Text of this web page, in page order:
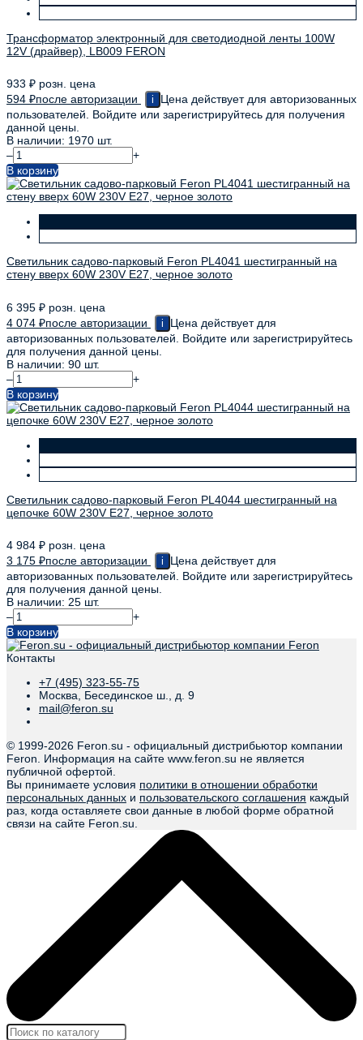
Трансформатор электронный для светодиодной ленты 100W
12V (драйвер), LB009 FERON
933 ₽ розн. цена
594 ₽после авторизации i
Цена действует для авторизованных
пользователей. Войдите или зарегистрируйтесь для получения
данной цены.
В наличии: 1970 шт.
–
+
В корзину
Светильник садово-парковый Feron PL4041 шестигранный на
стену вверх 60W 230V E27, черное золото
6 395 ₽ розн. цена
4 074 ₽после авторизации i
Цена действует для
авторизованных пользователей. Войдите или зарегистрируйтесь
для получения данной цены.
В наличии: 90 шт.
–
+
В корзину
Светильник садово-парковый Feron PL4044 шестигранный на
цепочке 60W 230V E27, черное золото
4 984 ₽ розн. цена
3 175 ₽после авторизации i
Цена действует для
авторизованных пользователей. Войдите или зарегистрируйтесь
для получения данной цены.
В наличии: 25 шт.
–
+
В корзину
Контакты
+7 (495) 323-55-75
Москва, Бесединское ш., д. 9
mail@feron.su
© 1999-2026 Feron.su - официальный дистрибьютор компании
Feron. Информация на сайте www.feron.su не является
публичной офертой.
Вы принимаете условия политики в отношении обработки
персональных данных и пользовательского соглашения каждый
раз, когда оставляете свои данные в любой форме обратной
связи на сайте Feron.su.